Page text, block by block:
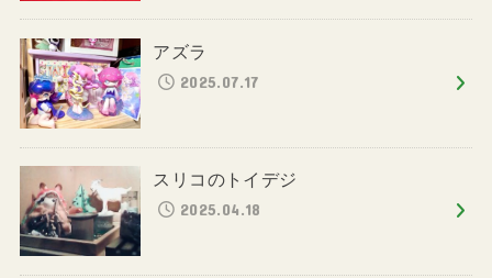
アズラ
2025.07.17
スリコのトイデジ
2025.04.18